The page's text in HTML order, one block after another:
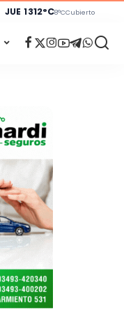
JUE 1312°C8°CCubierto